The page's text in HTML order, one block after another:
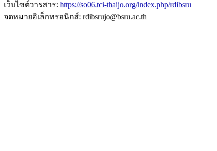
เว็บไซต์วารสาร: https://so06.tci-thaijo.org/index.php/rdibsru
จดหมายอิเล็กทรอนิกส์: rdibsrujo@bsru.ac.th